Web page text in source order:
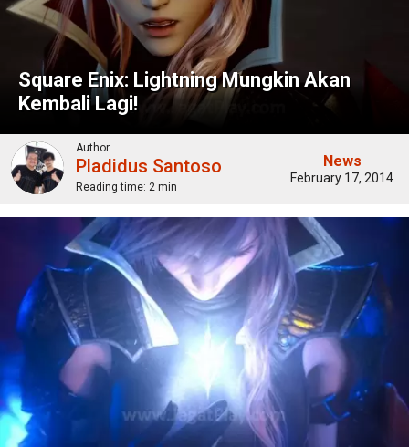
Square Enix: Lightning Mungkin Akan
Kembali Lagi!
Author
Pladidus Santoso
Reading time: 2 min
News
February 17, 2014